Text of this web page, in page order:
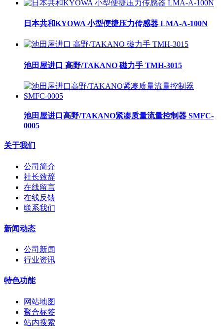
日本共和KYOWA 小型便捷压力传感器 LMA-A-100N
池田屋进口 高野/TAKANO 磁力手 TMH-3015
池田屋进口高野/TAKANO紧凑质量流量控制器 SMFC-
0005
关于我们
公司简介
社长致辞
在线留言
在线反馈
联系我们
新闻动态
公司新闻
行业资讯
特色功能
网站地图
聚合标签
站内搜索